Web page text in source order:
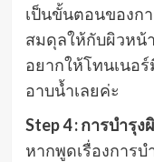
เป็นขั้นตอนของก
สมดุลให้กับผิวหน้
อยากให้โทนเนอ
อาบน้ำเลยค่ะ
Step 4 : การบำรุง
หากพูดเรื่องการ